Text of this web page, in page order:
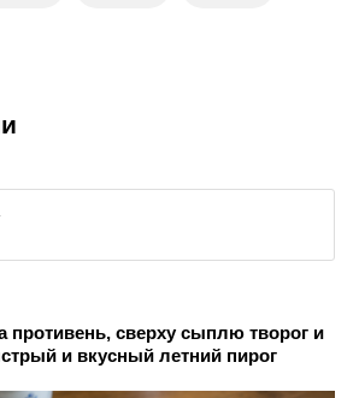
противень, сверху сыплю творог и
и вкусный летний пирог